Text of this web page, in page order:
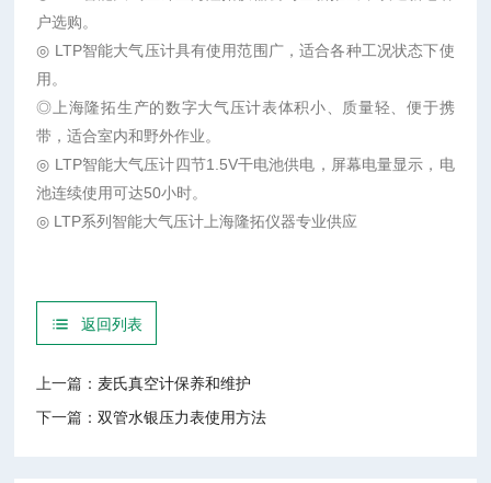
户选购。
◎ LTP智能大气压计具有使用范围广，适合各种工况状态下使
用。
◎上海隆拓生产的数字大气压计表体积小、质量轻、便于携
带，适合室内和野外作业。
◎ LTP智能大气压计四节1.5V干电池供电，屏幕电量显示，电
池连续使用可达50小时。
◎ LTP系列智能大气压计上海隆拓仪器专业供应
返回列表
上一篇： 麦氏真空计保养和维护
下一篇：双管水银压力表使用方法